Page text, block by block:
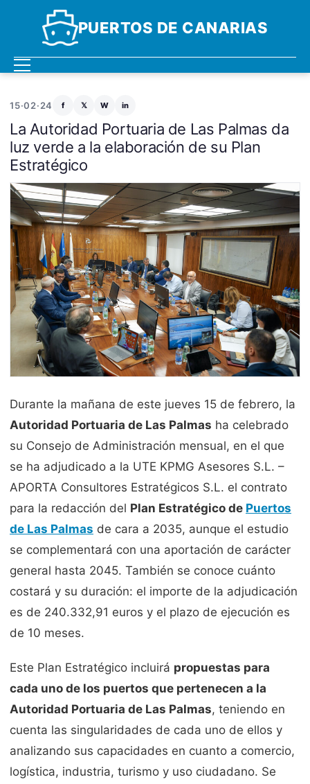
PUERTOS DE CANARIAS
15·02·24 f 𝕏 W in
La Autoridad Portuaria de Las Palmas da
luz verde a la elaboración de su Plan
Estratégico
Durante la mañana de este jueves 15 de febrero, la
Autoridad Portuaria de Las Palmas ha celebrado
su Consejo de Administración mensual, en el que
se ha adjudicado a la UTE KPMG Asesores S.L. –
APORTA Consultores Estratégicos S.L. el contrato
para la redacción del Plan Estratégico de Puertos
de Las Palmas de cara a 2035, aunque el estudio
se complementará con una aportación de carácter
general hasta 2045. También se conoce cuánto
costará y su duración: el importe de la adjudicación
es de 240.332,91 euros y el plazo de ejecución es
de 10 meses.
Este Plan Estratégico incluirá propuestas para
cada uno de los puertos que pertenecen a la
Autoridad Portuaria de Las Palmas, teniendo en
cuenta las singularidades de cada uno de ellos y
analizando sus capacidades en cuanto a comercio,
logística, industria, turismo y uso ciudadano. Se